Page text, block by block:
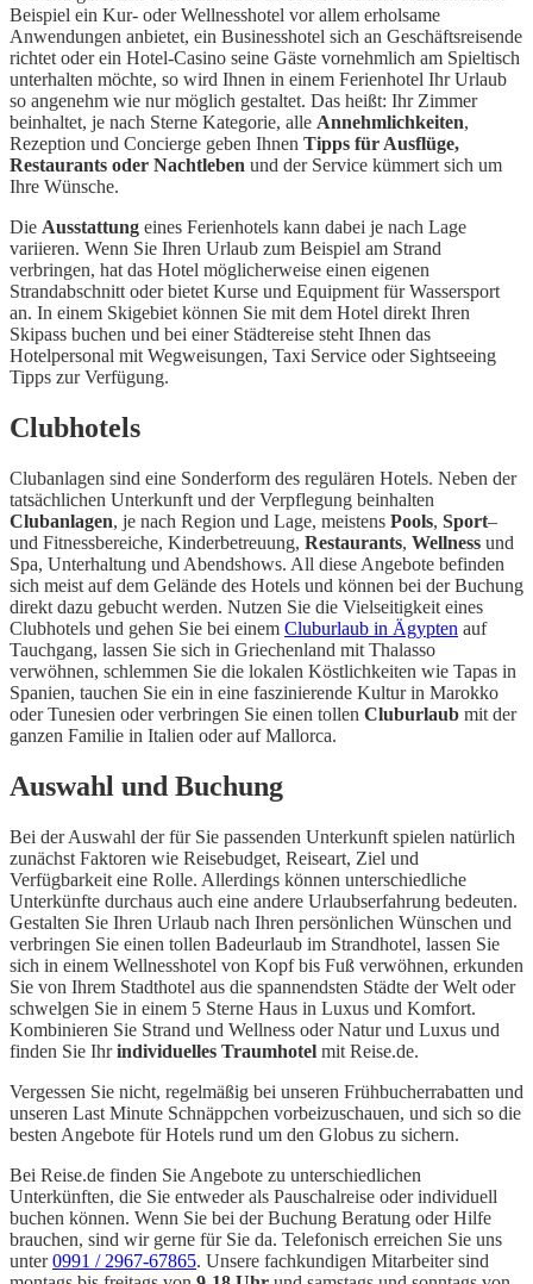
Beispiel ein Kur- oder Wellnesshotel vor allem erholsame
Anwendungen anbietet, ein Businesshotel sich an Geschäftsreisende
richtet oder ein Hotel-Casino seine Gäste vornehmlich am Spieltisch
unterhalten möchte, so wird Ihnen in einem Ferienhotel Ihr Urlaub
so angenehm wie nur möglich gestaltet. Das heißt: Ihr Zimmer
beinhaltet, je nach Sterne Kategorie, alle Annehmlichkeiten,
Rezeption und Concierge geben Ihnen Tipps für Ausflüge,
Restaurants oder Nachtleben und der Service kümmert sich um
Ihre Wünsche.
Die Ausstattung eines Ferienhotels kann dabei je nach Lage
variieren. Wenn Sie Ihren Urlaub zum Beispiel am Strand
verbringen, hat das Hotel möglicherweise einen eigenen
Strandabschnitt oder bietet Kurse und Equipment für Wassersport
an. In einem Skigebiet können Sie mit dem Hotel direkt Ihren
Skipass buchen und bei einer Städtereise steht Ihnen das
Hotelpersonal mit Wegweisungen, Taxi Service oder Sightseeing
Tipps zur Verfügung.
Clubhotels
Clubanlagen sind eine Sonderform des regulären Hotels. Neben der
tatsächlichen Unterkunft und der Verpflegung beinhalten
Clubanlagen, je nach Region und Lage, meistens Pools, Sport–
und Fitnessbereiche, Kinderbetreuung, Restaurants, Wellness und
Spa, Unterhaltung und Abendshows. All diese Angebote befinden
sich meist auf dem Gelände des Hotels und können bei der Buchung
direkt dazu gebucht werden. Nutzen Sie die Vielseitigkeit eines
Clubhotels und gehen Sie bei einem Cluburlaub in Ägypten auf
Tauchgang, lassen Sie sich in Griechenland mit Thalasso
verwöhnen, schlemmen Sie die lokalen Köstlichkeiten wie Tapas in
Spanien, tauchen Sie ein in eine faszinierende Kultur in Marokko
oder Tunesien oder verbringen Sie einen tollen Cluburlaub mit der
ganzen Familie in Italien oder auf Mallorca.
Auswahl und Buchung
Bei der Auswahl der für Sie passenden Unterkunft spielen natürlich
zunächst Faktoren wie Reisebudget, Reiseart, Ziel und
Verfügbarkeit eine Rolle. Allerdings können unterschiedliche
Unterkünfte durchaus auch eine andere Urlaubserfahrung bedeuten.
Gestalten Sie Ihren Urlaub nach Ihren persönlichen Wünschen und
verbringen Sie einen tollen Badeurlaub im Strandhotel, lassen Sie
sich in einem Wellnesshotel von Kopf bis Fuß verwöhnen, erkunden
Sie von Ihrem Stadthotel aus die spannendsten Städte der Welt oder
schwelgen Sie in einem 5 Sterne Haus in Luxus und Komfort.
Kombinieren Sie Strand und Wellness oder Natur und Luxus und
finden Sie Ihrindividuelles Traumhotel mit Reise.de.
Vergessen Sie nicht, regelmäßig bei unseren Frühbucherrabatten und
unseren Last Minute Schnäppchen vorbeizuschauen, und sich so die
besten Angebote für Hotels rund um den Globus zu sichern.
Bei Reise.de finden Sie Angebote zu unterschiedlichen
Unterkünften, die Sie entweder als Pauschalreise oder individuell
buchen können. Wenn Sie bei der Buchung Beratung oder Hilfe
brauchen, sind wir gerne für Sie da. Telefonisch erreichen Sie uns
unter0991 / 2967-67865. Unsere fachkundigen Mitarbeiter sind